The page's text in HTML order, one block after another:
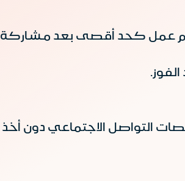
الجائزة العينية في أحد فروع مصرف الإنماء حسب اختيار الفائز خلال 15 أيام عمل كحد أقصى بعد مشاركة
التواصل الاجتماعي دون أخذ